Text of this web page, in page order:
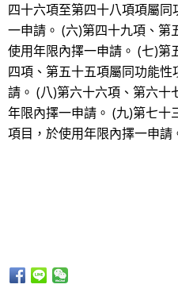
四十六項至第四十八項項屬
一申請。 (六)第四十九項、
使用年限內擇一申請。 (七)
四項、第五十五項屬同功能
請。 (八)第六十六項、第六十
年限內擇一申請。 (九)第七十
項目，於使用年限內擇一申